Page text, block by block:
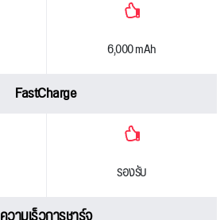
6,000 mAh
FastCharge
รองรับ